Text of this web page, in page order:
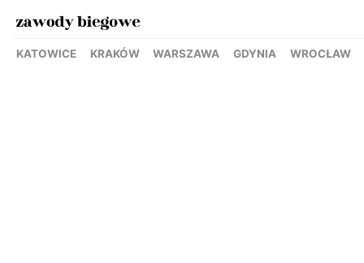
KATOWICE KRAKÓW WARSZAWA GDYNIA WROCŁAW